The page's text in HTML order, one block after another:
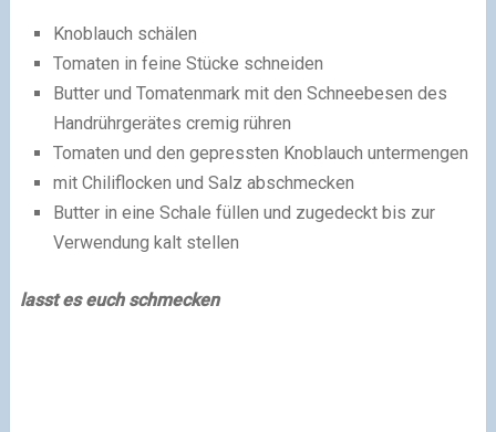
Knoblauch schälen
Tomaten in feine Stücke schneiden
Butter und Tomatenmark mit den Schneebesen des
Handrührgerätes cremig rühren
Tomaten und den gepressten Knoblauch untermengen
mit Chiliflocken und Salz abschmecken
Butter in eine Schale füllen und zugedeckt bis zur
Verwendung kalt stellen
lasst es euch schmecken